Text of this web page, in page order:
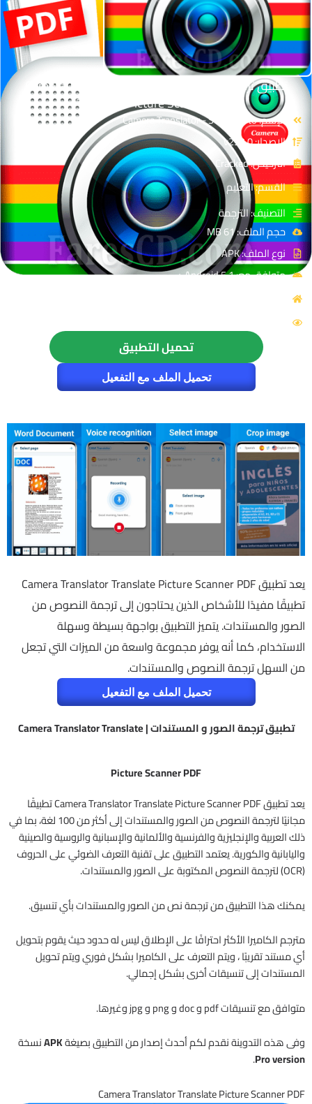
تطبيق ترجمة الصور و المستندات | Camera Translator
Translate Picture Scanner PDF
الإسم: Camera Translator - Scan Photo
الإصدار: v252.0
الترخيص: Cracked
القسم: التعليم
التصنيف: الترجمة
حجم الملف: 61 MB
نوع الملف: APK
متوافق مع: Android 5.1 +
تحميل التطبيق
تحميل الملف مع التفعيل
يعد تطبيق Camera Translator Translate Picture Scanner PDF
تطبيقًا مفيدًا للأشخاص الذين يحتاجون إلى ترجمة النصوص من
الصور والمستندات. يتميز التطبيق بواجهة بسيطة وسهلة
الاستخدام، كما أنه يوفر مجموعة واسعة من الميزات التي تجعل
من السهل ترجمة النصوص والمستندات.
تحميل الملف مع التفعيل
تطبيق ترجمة الصور و المستندات | Camera Translator Translate
Picture Scanner PDF
يعد تطبيق Camera Translator Translate Picture Scanner PDF تطبيقًا
مجانيًا لترجمة النصوص من الصور والمستندات إلى أكثر من 100 لغة، بما في
ذلك العربية والإنجليزية والفرنسية والألمانية والإسبانية والروسية والصينية
واليابانية والكورية. يعتمد التطبيق على تقنية التعرف الضوئي على الحروف
(OCR) لترجمة النصوص المكتوبة على الصور والمستندات.
يمكنك هذا التطبيق من ترجمة نص من الصور والمستندات بأي تنسيق.
مترجم الكاميرا الأكثر احترافًا على الإطلاق ليس له حدود حيث يقوم بتحويل
أي مستند تقريبًا ، ويتم التعرف على الكاميرا بشكل فوري ويتم تحويل
المستندات إلى تنسيقات أخرى بشكل إجمالي.
متوافق مع تنسيقات pdf و doc و png و jpg وغيرها.
وفى هذه التدوينة نقدم لكم أحدث إصدار من التطبيق بصيغةAPKنسخة
Pro version
.
Camera Translator Translate Picture Scanner PDF